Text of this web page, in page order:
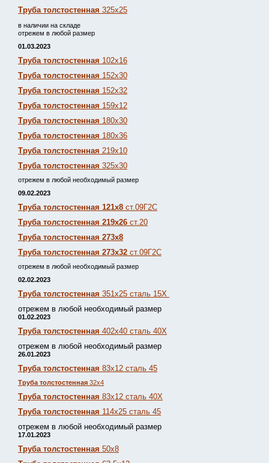
Труба толстостенная 325х25
в наличии на складе
отрежем в любой размер
01.03.2023
Труба толстостенная 102х16
Труба толстостенная 152х30
Труба толстостенная 152х32
Труба толстостенная 159х12
Труба толстостенная 180х30
Труба толстостенная 180х36
Труба толстостенная 219х10
Труба толстостенная 325х30
отрежем в любой необходимый размер
09.02.2023
Труба толстостенная 121х8 ст.09Г2С
Труба толстостенная 219х26 ст.20
Труба толстостенная 273х8
Труба толстостенная 273х32 ст.09Г2С
отрежем в любой необходимый размер
02.02.2023
Труба толстостенная 351х25 сталь 15Х
отрежем в любой необходимый размер
01.02.2023
Труба толстостенная 402х40 сталь 40Х
отрежем в любой необходимый размер
26.01.2023
Труба толстостенная 83х12 сталь 45
Труба толстостенная 32х4
Труба толстостенная 83х12 сталь 40Х
Труба толстостенная 114х25 сталь 45
отрежем в любой необходимый размер
17.01.2023
Труба толстостенная 50х8